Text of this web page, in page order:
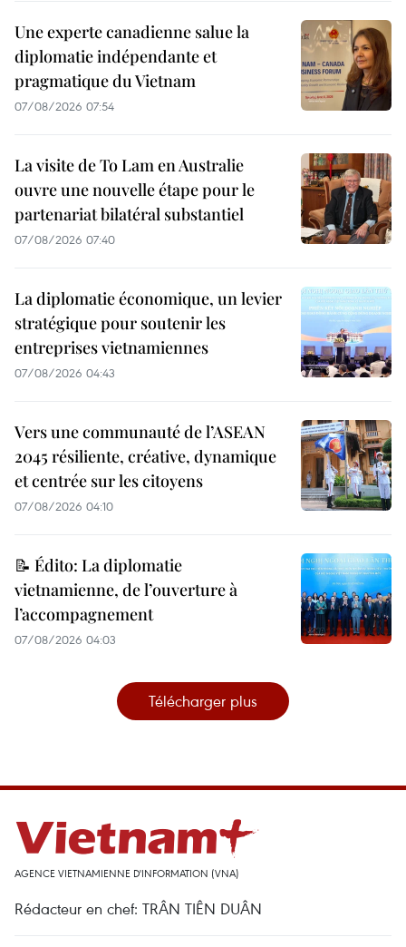
Une experte canadienne salue la
diplomatie indépendante et
pragmatique du Vietnam
07/08/2026 07:54
La visite de To Lam en Australie
ouvre une nouvelle étape pour le
partenariat bilatéral substantiel
07/08/2026 07:40
La diplomatie économique, un levier
stratégique pour soutenir les
entreprises vietnamiennes
07/08/2026 04:43
Vers une communauté de l’ASEAN
2045 résiliente, créative, dynamique
et centrée sur les citoyens
07/08/2026 04:10
📝 Édito: La diplomatie
vietnamienne, de l’ouverture à
l’accompagnement
07/08/2026 04:03
Télécharger plus
AGENCE VIETNAMIENNE D'INFORMATION (VNA)
Rédacteur en chef: TRÂN TIÊN DUÂN